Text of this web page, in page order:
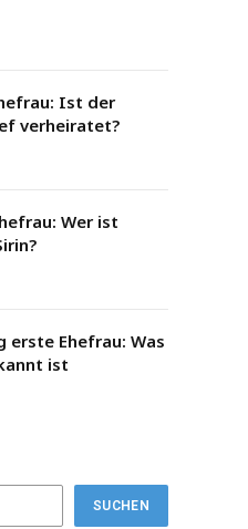
Ist der
verheiratet?
Wer ist
erste Ehefrau: Was
ist
SUCHEN